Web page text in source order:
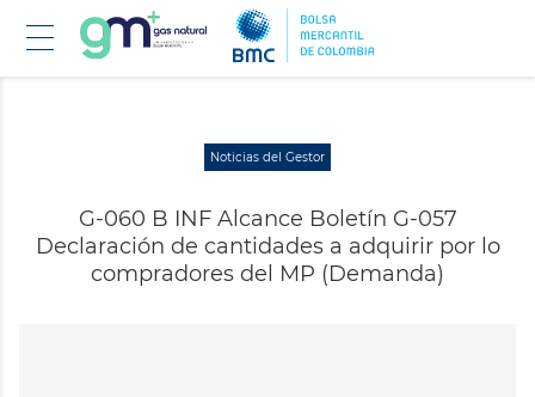
Noticias del Gestor
G-060 B INF Alcance Boletín G-057
Declaración de cantidades a adquirir por lo
compradores del MP (Demanda)